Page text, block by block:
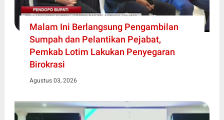
Malam Ini Berlangsung Pengambilan
Sumpah dan Pelantikan Pejabat,
Pemkab Lotim Lakukan Penyegaran
Birokrasi
Agustus 03, 2026